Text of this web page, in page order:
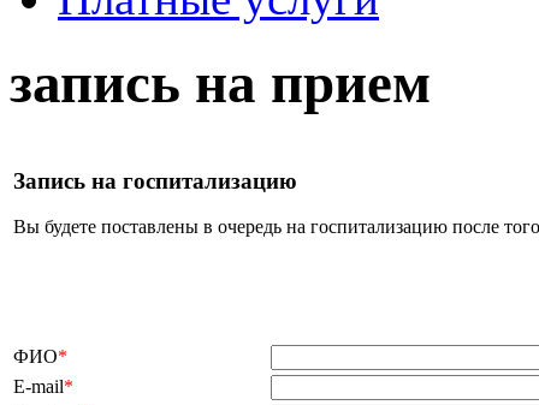
запись на прием
Запись на госпитализацию
Вы будете поставлены в очередь на госпитализацию после
ФИО*
E-mail*